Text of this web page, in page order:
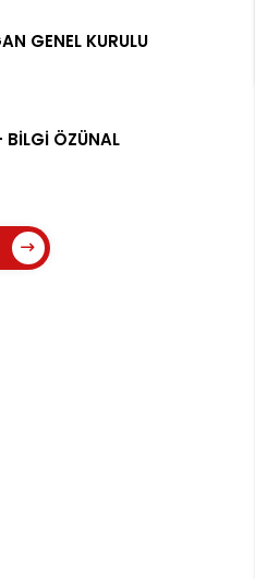
GENEL KURULU
BİLGİ ÖZÜNAL